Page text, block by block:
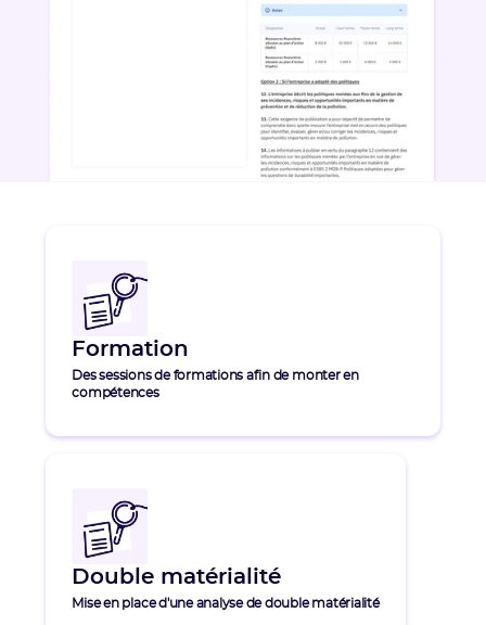
Formation
Des sessions de formations afin de monter en
compétences
Double matérialité
Mise en place d'une analyse de double matérialité